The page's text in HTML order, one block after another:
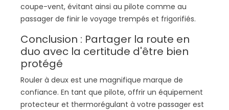
coupe-vent, évitant ainsi au pilote comme au
passager de finir le voyage trempés et frigorifiés.
Conclusion : Partager la route en
duo avec la certitude d'être bien
protégé
Rouler à deux est une magnifique marque de
confiance. En tant que pilote, offrir un équipement
protecteur et thermorégulant à votre passager est